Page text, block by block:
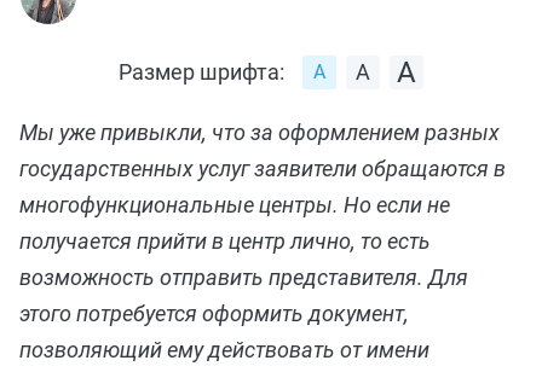
Размер шрифта:
Мы уже привыкли, что за оформлением разных
государственных услуг заявители обращаются в
многофункциональные центры. Но если не
получается прийти в центр лично, то есть
возможность отправить представителя. Для
этого потребуется оформить документ,
позволяющий ему действовать от имени